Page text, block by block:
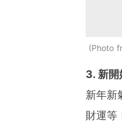
Photo
3. 新開
新年新
財運等